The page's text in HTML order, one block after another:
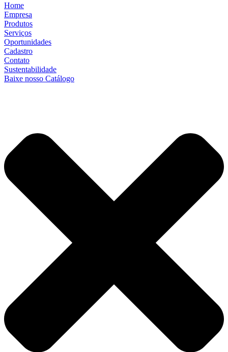
Home
Empresa
Produtos
Serviços
Oportunidades
Cadastro
Contato
Sustentabilidade
Baixe nosso Catálogo